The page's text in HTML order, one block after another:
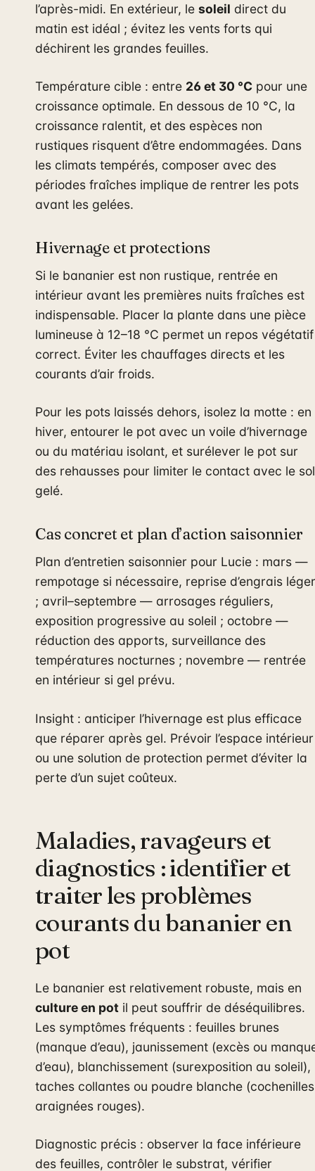
l’après-midi. En extérieur, le soleil direct du
matin est idéal ; évitez les vents forts qui
déchirent les grandes feuilles.
Température cible : entre 26 et 30 °C pour une
croissance optimale. En dessous de 10 °C, la
croissance ralentit, et des espèces non
rustiques risquent d’être endommagées. Dans
les climats tempérés, composer avec des
périodes fraîches implique de rentrer les pots
avant les gelées.
Hivernage et protections
Si le bananier est non rustique, rentrée en
intérieur avant les premières nuits fraîches est
indispensable. Placer la plante dans une pièce
lumineuse à 12–18 °C permet un repos végétatif
correct. Éviter les chauffages directs et les
courants d’air froids.
Pour les pots laissés dehors, isolez la motte : en
hiver, entourer le pot avec un voile d’hivernage
ou du matériau isolant, et surélever le pot sur
des rehausses pour limiter le contact avec le sol
gelé.
Cas concret et plan d’action saisonnier
Plan d’entretien saisonnier pour Lucie : mars —
rempotage si nécessaire, reprise d’engrais léger
; avril–septembre — arrosages réguliers,
exposition progressive au soleil ; octobre —
réduction des apports, surveillance des
températures nocturnes ; novembre — rentrée
en intérieur si gel prévu.
Insight : anticiper l’hivernage est plus efficace
que réparer après gel. Prévoir l’espace intérieur
ou une solution de protection permet d’éviter la
perte d’un sujet coûteux.
Maladies, ravageurs et
diagnostics : identifier et
traiter les problèmes
courants du bananier en
pot
Le bananier est relativement robuste, mais en
culture en pot il peut souffrir de déséquilibres.
Les symptômes fréquents : feuilles brunes
(manque d’eau), jaunissement (excès ou
d’eau), blanchissement (surexposition au soleil),
taches collantes ou poudre blanche
araignées rouges).
Diagnostic précis : observer la face inférieure
des feuilles, contrôler le substrat, vérifier